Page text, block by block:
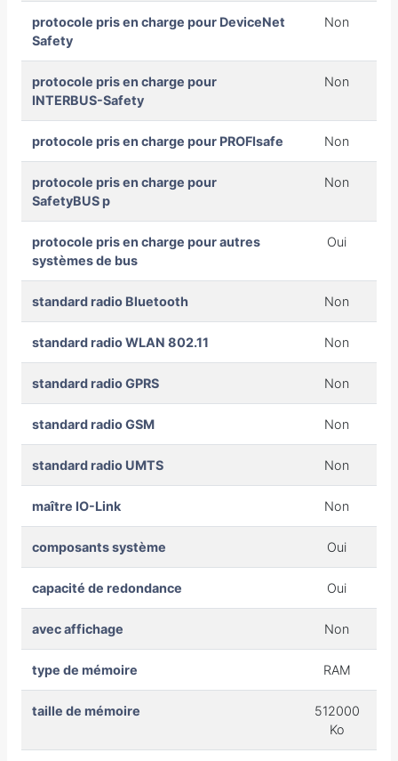
protocole pris en charge pour DeviceNet
Safety
Non
protocole pris en charge pour
INTERBUS-Safety
Non
protocole pris en charge pour PROFIsafe Non
protocole pris en charge pour
SafetyBUS p
Non
protocole pris en charge pour autres
systèmes de bus
Oui
standard radio Bluetooth Non
standard radio WLAN 802.11 Non
standard radio GPRS Non
standard radio GSM Non
standard radio UMTS Non
maître IO-Link Non
composants système Oui
capacité de redondance Oui
avec affichage Non
type de mémoire RAM
taille de mémoire
512000
Ko